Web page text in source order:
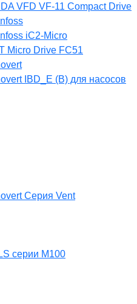
VFD VF-11 Compact Drive
iC2-Micro
Micro Drive FC51
IBD_E (B) для насосов
Серия Vent
серии M100